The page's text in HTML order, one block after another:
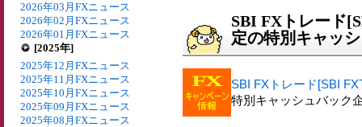
2026年03月FXニュース
2026年02月FXニュース
2026年01月FXニュース
[2025年]
2025年12月FXニュース
2025年11月FXニュース
2025年10月FXニュース
2025年09月FXニュース
2025年08月FXニュース
SBI FXトレード
定の特別キャッ
SBI FXトレード[SBI
特別キャッシュバック